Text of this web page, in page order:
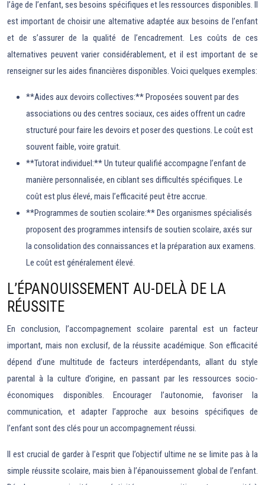
l’âge de l’enfant, ses besoins spécifiques et les ressources disponibles. Il
est important de choisir une alternative adaptée aux besoins de l’enfant
et de s’assurer de la qualité de l’encadrement. Les coûts de ces
alternatives peuvent varier considérablement, et il est important de se
renseigner sur les aides financières disponibles. Voici quelques exemples:
**Aides aux devoirs collectives:** Proposées souvent par des
associations ou des centres sociaux, ces aides offrent un cadre
structuré pour faire les devoirs et poser des questions. Le coût est
souvent faible, voire gratuit.
**Tutorat individuel:** Un tuteur qualifié accompagne l’enfant de
manière personnalisée, en ciblant ses difficultés spécifiques. Le
coût est plus élevé, mais l’efficacité peut être accrue.
**Programmes de soutien scolaire:** Des organismes spécialisés
proposent des programmes intensifs de soutien scolaire, axés sur
la consolidation des connaissances et la préparation aux examens.
Le coût est généralement élevé.
L’ÉPANOUISSEMENT AU-DELÀ DE LA
RÉUSSITE
En conclusion, l’accompagnement scolaire parental est un facteur
important, mais non exclusif, de la réussite académique. Son efficacité
dépend d’une multitude de facteurs interdépendants, allant du style
parental à la culture d’origine, en passant par les ressources socio-
économiques disponibles. Encourager l’autonomie, favoriser la
communication, et adapter l’approche aux besoins spécifiques de
l’enfant sont des clés pour un accompagnement réussi.
Il est crucial de garder à l’esprit que l’objectif ultime ne se limite pas à la
simple réussite scolaire, mais bien à l’épanouissement global de l’enfant.